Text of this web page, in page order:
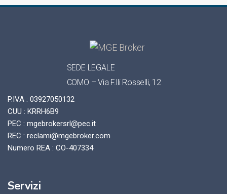
SEDE LEGALE
COMO – Via F.lli Rosselli, 12
P.IVA : 03927050132
CUU : KRRH6B9
PEC : mgebrokersrl@pec.it
REC : reclami@mgebroker.com
Numero REA : CO-407334
Servizi